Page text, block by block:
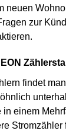
neuen
zur
findet
in einem
Stromzähler